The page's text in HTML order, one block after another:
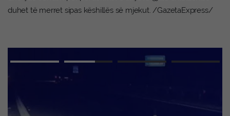
duhet të merret sipas këshillës së mjekut. /GazetaExpress/